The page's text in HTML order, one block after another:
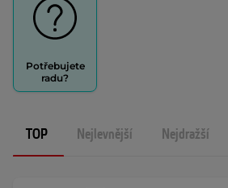
Potřebujete
radu?
TOP Nejlevnější Nejdražší